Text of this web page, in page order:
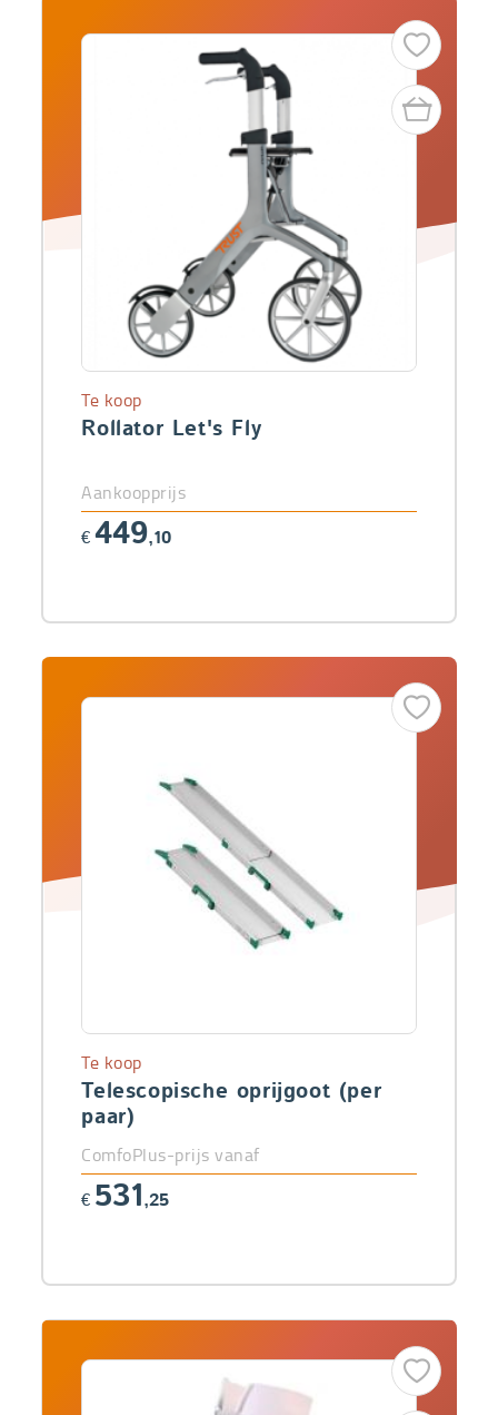
Rollator Let's Fly
Te koop
Aankoopprijs
€ 449,10
Telescopische oprijgoot (per
paar)
Te koop
ComfoPlus-prijs vanaf
€ 531,25